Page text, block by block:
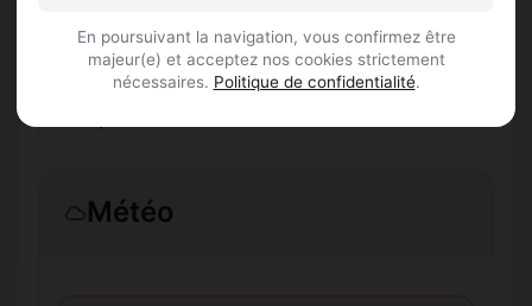
En poursuivant la navigation, vous confirmez être
majeur(e) et acceptez nos cookies strictement
nécessaires. Politique de confidentialité.
Combien de membres Speed Dating sont
inscrits à Beromünster ?
Météo